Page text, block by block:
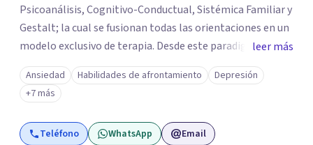
Psicoanálisis, Cognitivo-Conductual, Sistémica Familiar y
Gestalt; la cual se fusionan todas las orientaciones en un
modelo exclusivo de terapia. Desde este paradigma se
contempla el sistema, el contexto, la persona y el
síntoma, haciendo de esta una intervención holística de
la problemática para tratarla en su totalidad y
centrándonos en soluciones, ya sea esta, terapia
individual, de pareja o familia. También cuento con
leer más
Ansiedad Habilidades de afrontamiento
Depresión
+7 más
Teléfono WhatsApp Email